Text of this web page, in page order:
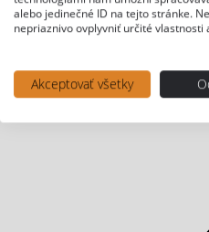
alebo jedinečné ID na tejto stránke.
nepriaznivo ovplyvniť určité vlastnosti
Akceptovať všetky